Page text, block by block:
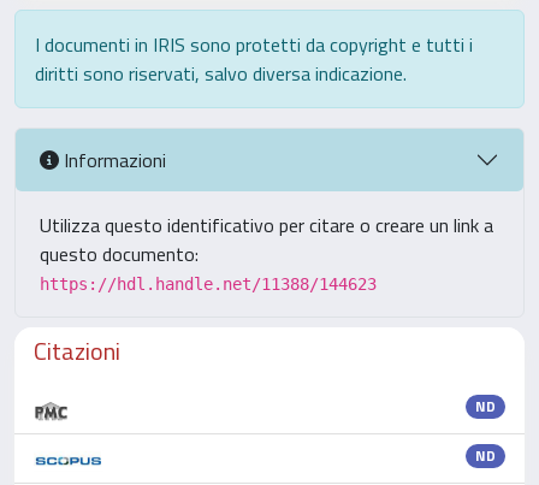
I documenti in IRIS sono protetti da copyright e tutti i
diritti sono riservati, salvo diversa indicazione.
Informazioni
Utilizza questo identificativo per citare o creare un link a
questo documento:
https://hdl.handle.net/11388/144623
Citazioni
ND
ND